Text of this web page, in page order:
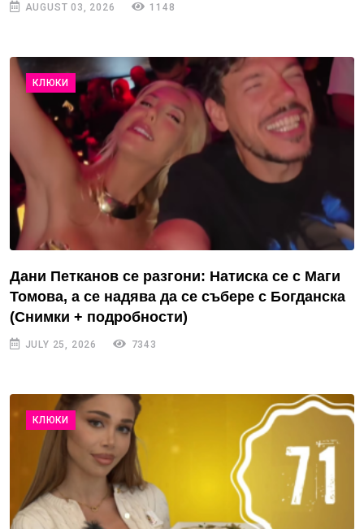
AUGUST 03, 2026 1148
КЛЮКИ
Дани Петканов се разгони: Натиска се с Маги
Томова, а се надява да се събере с Богданска
(Снимки + подробности)
JULY 25, 2026 7343
КЛЮКИ